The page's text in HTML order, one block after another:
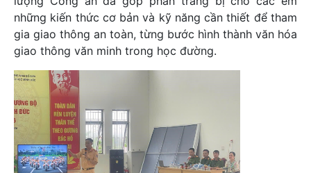
những kiến thức cơ bản và kỹ năng cần thiết để tham
gia giao thông an toàn, từng bước hình thành văn hóa
giao thông văn minh trong học đường.